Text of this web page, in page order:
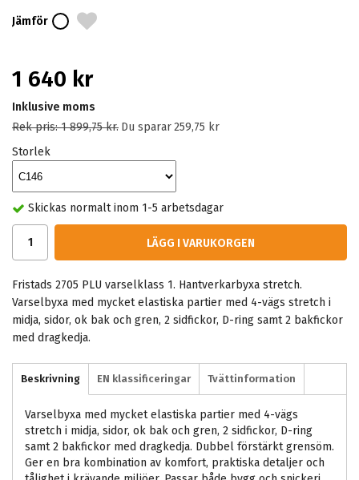
Jämför
1 640 kr
Inklusive moms
Rek pris:1 899,75 kr. Du sparar259,75 kr
Storlek
Skickas normalt inom 1-5 arbetsdagar
LÄGG I VARUKORGEN
Fristads 2705 PLU varselklass 1. Hantverkarbyxa stretch.
Varselbyxa med mycket elastiska partier med 4-vägs stretch i
midja, sidor, ok bak och gren, 2 sidfickor, D-ring samt 2 bakfickor
med dragkedja.
Beskrivning EN klassificeringar Tvättinformation
Varselbyxa med mycket elastiska partier med 4-vägs
stretch i midja, sidor, ok bak och gren, 2 sidfickor, D-ring
samt 2 bakfickor med dragkedja. Dubbel förstärkt grensöm.
Ger en bra kombination av komfort, praktiska detaljer och